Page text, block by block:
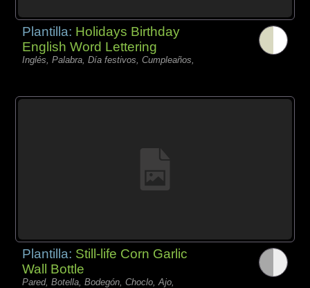
Plantilla: Holidays Birthday
English Word Lettering
Inglés, Palabra, Día festivos, Cumpleaños,
Plantilla: Still-life Corn Garlic
Wall Bottle
Pared, Botella, Bodegón, Choclo, Ajo,